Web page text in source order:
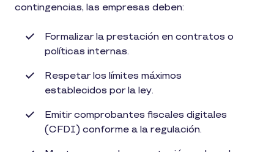
contingencias, las empresas deben:
Formalizar la prestación en contratos o
políticas internas.
Respetar los límites máximos
establecidos por la ley.
Emitir comprobantes fiscales digitales
(CFDI) conforme a la regulación.